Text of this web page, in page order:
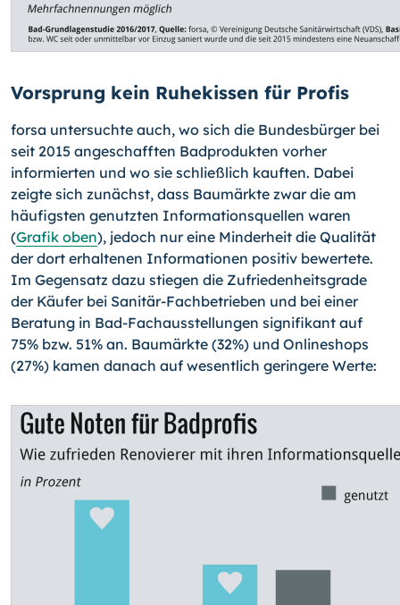
Vorsprung kein Ruhekissen für Profis
forsa untersuchte auch, wo sich die Bundesbürger bei
seit 2015 angeschafften Badprodukten vorher
informierten und wo sie schließlich kauften. Dabei
zeigte sich zunächst, dass Baumärkte zwar die am
häufigsten genutzten Informationsquellen waren
(Grafik oben), jedoch nur eine Minderheit die Qualität
der dort erhaltenen Informationen positiv bewertete.
Im Gegensatz dazu stiegen die Zufriedenheitsgrade
der Käufer bei Sanitär-Fachbetrieben und bei einer
Beratung in Bad-Fachausstellungen signifikant auf
75% bzw. 51% an. Baumärkte (32%) und Onlineshops
(27%) kamen danach auf wesentlich geringere Werte: